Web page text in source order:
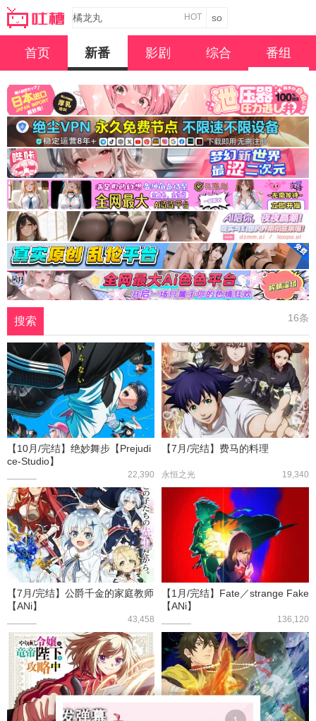
HOT
首页 新番 影剧 综合 番组
16条
搜索
【10月/完结】绝妙舞步【Prejudi
ce-Studio】
22,390
【7月/完结】费马的料理
19,340
永恒之光
【7月/完结】公爵千金的家庭教师
【ANi】
43,458
【1月/完结】Fate／strange Fake
【ANi】
136,120